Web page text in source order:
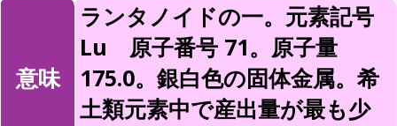
意味
ランタノイドの一。元素記号
Lu 原子番号 71。原子量
175.0。銀白色の固体金属。希
土類元素中で産出量が最も少